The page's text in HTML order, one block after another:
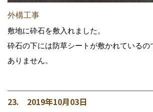
外構工事
敷地に砕石を敷入れました。
砕石の下には防草シートが敷かれているの
ありません。
23. 2019年10月03日